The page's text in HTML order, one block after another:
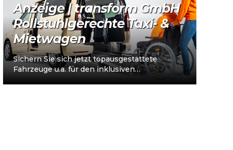
Anzeige | transform GmbH
Rollstuhlgerechte Taxi- &
Mietwagen
Sichern Sie sich jetzt topausgestattete
Fahrzeuge u.a. für den inklusiven